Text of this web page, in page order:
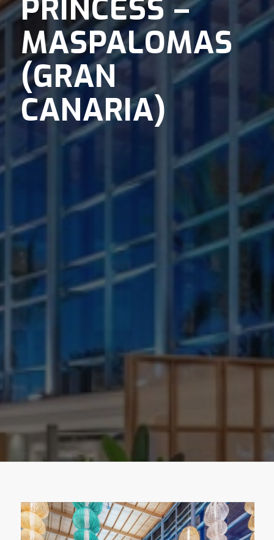
PRINCESS –
MASPALOMAS
(GRAN
CANARIA)